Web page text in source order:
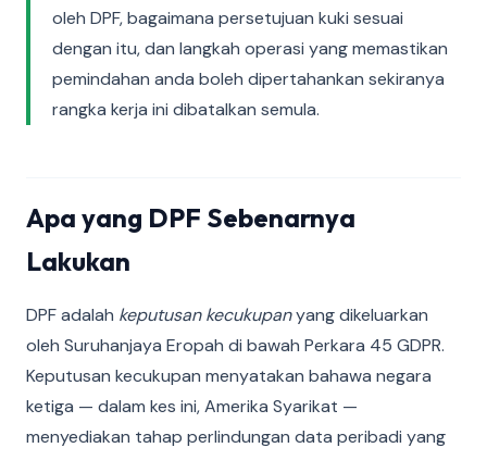
oleh DPF, bagaimana persetujuan kuki sesuai
dengan itu, dan langkah operasi yang memastikan
pemindahan anda boleh dipertahankan sekiranya
rangka kerja ini dibatalkan semula.
Apa yang DPF Sebenarnya
Lakukan
DPF adalah keputusan kecukupanyang dikeluarkan
oleh Suruhanjaya Eropah di bawah Perkara 45 GDPR.
Keputusan kecukupan menyatakan bahawa negara
ketiga — dalam kes ini, Amerika Syarikat —
menyediakan tahap perlindungan data peribadi yang